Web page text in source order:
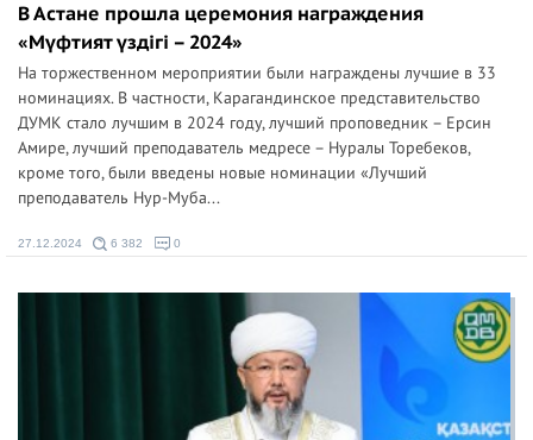
В Астане прошла церемония награждения
«Мүфтият үздігі – 2024»
На торжественном мероприятии были награждены лучшие в 33
номинациях. В частности, Карагандинское представительство
ДУМК стало лучшим в 2024 году, лучший проповедник – Ерсин
Амире, лучший преподаватель медресе – Нуралы Торебеков,
кроме того, были введены новые номинации «Лучший
преподаватель Нур-Муба...
27.12.2024 6 382 0